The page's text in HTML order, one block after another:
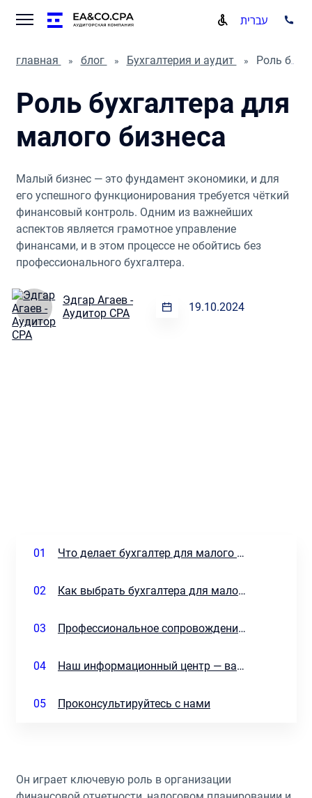
עברית
главная блог Бухгалтерия и аудит Роль бухгалтера для малого бизнеса
Роль бухгалтера для
малого бизнеса
Малый бизнес — это фундамент экономики, и для
его успешного функционирования требуется чёткий
финансовый контроль. Одним из важнейших
аспектов является грамотное управление
финансами, и в этом процессе не обойтись без
профессионального бухгалтера.
Эдгар Агаев -
Аудитор CPA
19.10.2024
01 Что делает бухгалтер для малого бизнеса?
02 Как выбрать бухгалтера для малого бизнеса?
03 Профессиональное сопровождение бизнеса для финансового роста
04 Наш информационный центр — ваш трамплин к успеху
05 Проконсультируйтесь с нами
Он играет ключевую роль в организации